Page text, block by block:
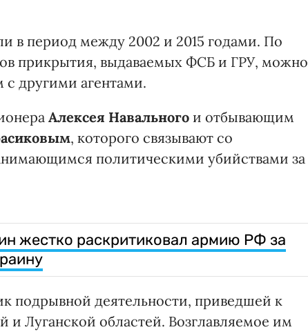
в период между 2002 и 2015 годами. По
прикрытия, выдаваемых ФСБ и ГРУ, можно
другими агентами.
Алексея Навального и отбывающим
, которого связывают со
политическими убийствами за
жестко раскритиковал армию РФ за
подрывной деятельности, приведшей к
и Луганской областей. Возглавляемое им